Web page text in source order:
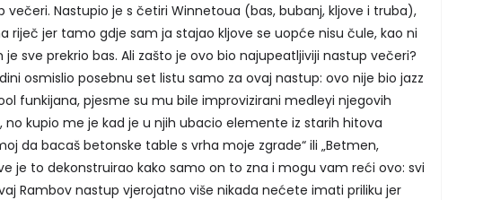
večeri. Nastupio je s četiri Winnetoua (bas, bubanj, kljove i truba),
riječ jer tamo gdje sam ja stajao kljove se uopće nisu čule, kao ni
sve prekrio bas. Ali zašto je ovo bio najupeatljiviji nastup večeri?
osmislio posebnu set listu samo za ovaj nastup: ovo nije bio jazz
funkijana, pjesme su mu bile improvizirani medleyi njegovih
kupio me je kad je u njih ubacio elemente iz starih hitova
da bacaš betonske table s vrha moje zgrade“ ili „Betmen,
je to dekonstruirao kako samo on to zna i mogu vam reći ovo: svi
Rambov nastup vjerojatno više nikada nećete imati priliku jer